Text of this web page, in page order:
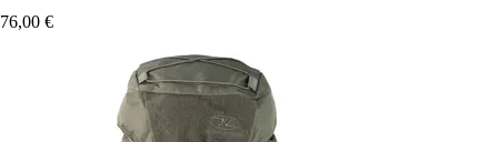
76,00 €